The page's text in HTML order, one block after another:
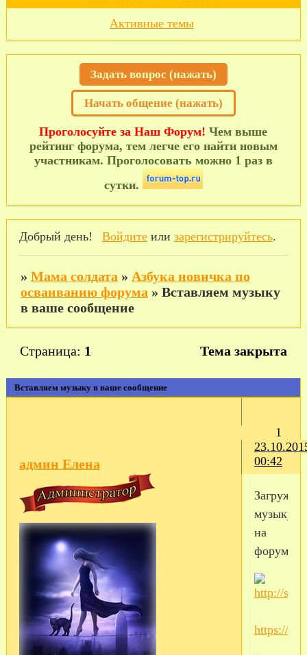
Активные темы
Задать вопрос (нажать)
Начать общение (нажать)
Проголосуйте за Наш Форум! Чем выше
рейтинг форума, тем легче его найти новым
участникам. Проголосовать можно 1 раз в
сутки.
Добрый день! Войдитеили зарегистрируйтесь.
» Мама солдата » Азбука новичка по
осваиванию форума » Вставляем музыку
в ваше сообщение
Вставляем музыку в ваше сообщение
Страница: 1 Тема закрыта
1
00:42
админ Елена
музыку
на
форум.
https://